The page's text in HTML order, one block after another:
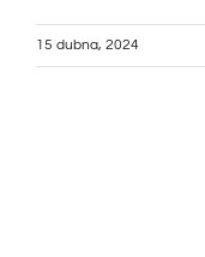
15 dubna, 2024